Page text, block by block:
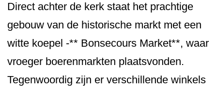
Direct achter de kerk staat het prachtige
gebouw van de historische markt met een
witte koepel -** Bonsecours Market**, waar
vroeger boerenmarkten plaatsvonden.
Tegenwoordig zijn er verschillende winkels